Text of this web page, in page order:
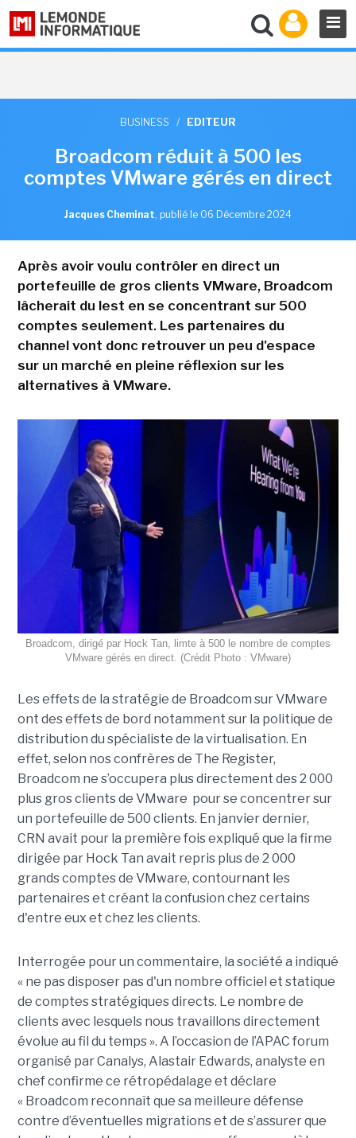
BUSINESS / EDITEUR
Broadcom réduit à 500 les
comptes VMware gérés en direct
Jacques Cheminat, publié le 06 Décembre 2024
Après avoir voulu contrôler en direct un
portefeuille de gros clients VMware, Broadcom
lâcherait du lest en se concentrant sur 500
comptes seulement. Les partenaires du
channel vont donc retrouver un peu d'espace
sur un marché en pleine réflexion sur les
alternatives à VMware.
Broadcom, dirigé par Hock Tan, limte à 500 le nombre de comptes
VMware gérés en direct. (Crédit Photo : VMware)
Les effets de la stratégie de Broadcom sur VMware
ont des effets de bord notamment sur la politique de
distribution du spécialiste de la virtualisation. En
effet, selon nos confrères de The Register,
Broadcom ne s’occupera plus directement des 2 000
plus gros clients de VMware pour se concentrer sur
un portefeuille de 500 clients. En janvier dernier,
CRN avait pour la première fois expliqué que la firme
dirigée par Hock Tan avait repris plus de 2 000
grands comptes de VMware, contournant les
partenaires et créant la confusion chez certains
d'entre eux et chez les clients.
Interrogée pour un commentaire, la société a indiqué
« ne pas disposer pas d'un nombre officiel et statique
de comptes stratégiques directs. Le nombre de
clients avec lesquels nous travaillons directement
évolue au fil du temps ». A l’occasion de l’APAC forum
organisé par Canalys, Alastair Edwards, analyste en
chef confirme ce rétropédalage et déclare
« Broadcom reconnaît que sa meilleure défense
contre d’éventuelles migrations et de s’assurer que